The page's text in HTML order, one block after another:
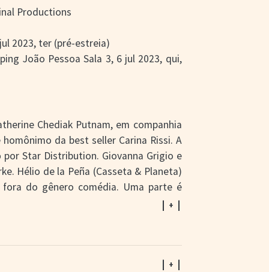
Productions
2023, ter (pré-estreia)
João Pessoa Sala 3, 6 jul 2023, qui,
Chediak Putnam, em companhia
da best seller Carina Rissi. A
Star Distribution. Giovanna Grigio e
Hélio de la Peña (Casseta & Planeta)
do gênero comédia. Uma parte é
de Paula, contando com uma equipe
Perdida – Um
| + |
| + |